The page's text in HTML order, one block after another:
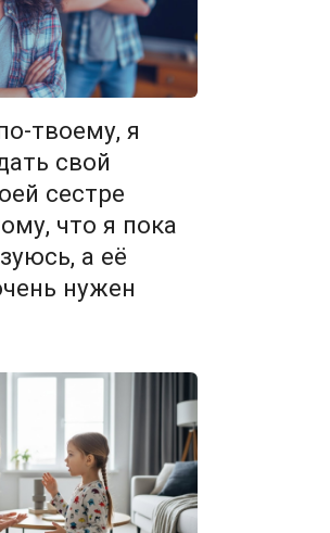
твоему, я
свой
сестре
что я пока
а её
нужен